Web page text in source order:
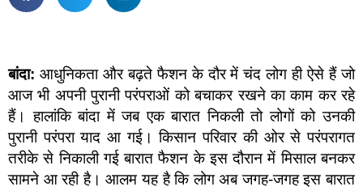
बांदा: आधुनिकता और बढ़ते फैशन के दौर में चंद लोग ही ऐसे हैं जो
आज भी अपनी पुरानी परंपराओं को बचाकर रखने का काम कर रहे
हैं। हालांकि बांदा में जब एक बारात निकली तो लोगों को उनकी
पुरानी परंपरा याद आ गई। किसान परिवार की ओर से परंपरागत
तरीके से निकाली गई बारात फैशन के इस दौरान में मिसाल बनकर
सामने आ रही है। आलम यह है कि लोग अब जगह-जगह इस बारात